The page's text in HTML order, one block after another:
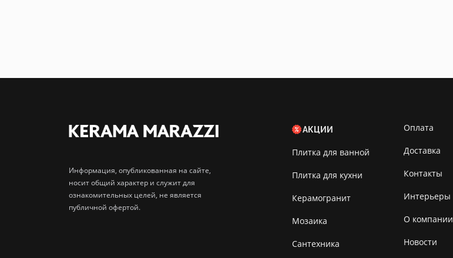
Информация, опубликованная на сайте,
носит общий характер и служит для
ознакомительных целей, не является
публичной офертой.
АКЦИИ
Плитка для ванной
Плитка для кухни
Керамогранит
Мозаика
Сантехника
Оплата
Доставка
Контакты
Интерьеры
О компании
Новости